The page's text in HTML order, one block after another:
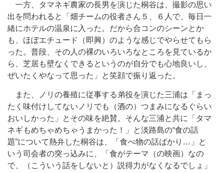
一方、タマネギ農家の長男を演じた桐谷は、撮影の思い
出を問われると「畑チームの役者さん５、６人で、毎日一
緒にホテルの温泉に入った。だから合コンのシーンとか
も、ほぼエチュード（即興）のような感じでやらせてもら
った。普段、その人の裸のいろいろなところを見ているか
ら、芝居も壁なくできるというのが自分でも心地良いし、
ぜいたくやなって思った」と笑顔で振り返った。
また、ノリの養殖に従事する弟役を演じた三浦は「まっ
たく味付けしてないノリでも（酒の）つまみになるぐらい
おいしかった」とその味を絶賛。そんな三浦と共に「タマ
ネギもめちゃめちゃうまかった！」と淡路島の“食の話
題”について熱弁した桐谷は、「食べ物の話ばかり…」と
いう司会者の突っ込みに、「食がテーマ（の映画）なの
で、（こういう話をしないと）説得力がなくなるでしょ」